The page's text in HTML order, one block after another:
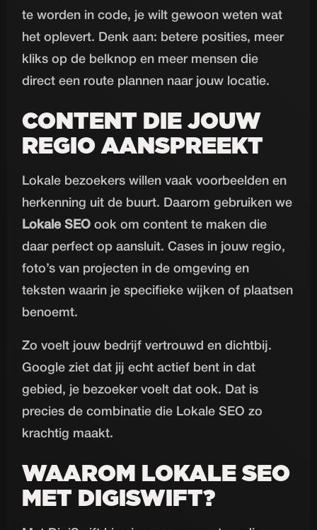
te worden in code, je wilt gewoon weten wat
het oplevert. Denk aan: betere posities, meer
kliks op de belknop en meer mensen die
direct een route plannen naar jouw locatie.
CONTENT DIE JOUW
REGIO AANSPREEKT
Lokale bezoekers willen vaak voorbeelden en
herkenning uit de buurt. Daarom gebruiken we
Lokale SEO ook om content te maken die
daar perfect op aansluit. Cases in jouw regio,
foto’s van projecten in de omgeving en
teksten waarin je specifieke wijken of plaatsen
benoemt.
Zo voelt jouw bedrijf vertrouwd en dichtbij.
Google ziet dat jij echt actief bent in dat
gebied, je bezoeker voelt dat ook. Dat is
precies de combinatie die Lokale SEO zo
krachtig maakt.
WAAROM LOKALE SEO
MET DIGISWIFT?